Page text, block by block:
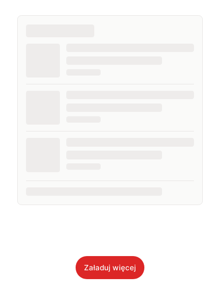
Załaduj więcej